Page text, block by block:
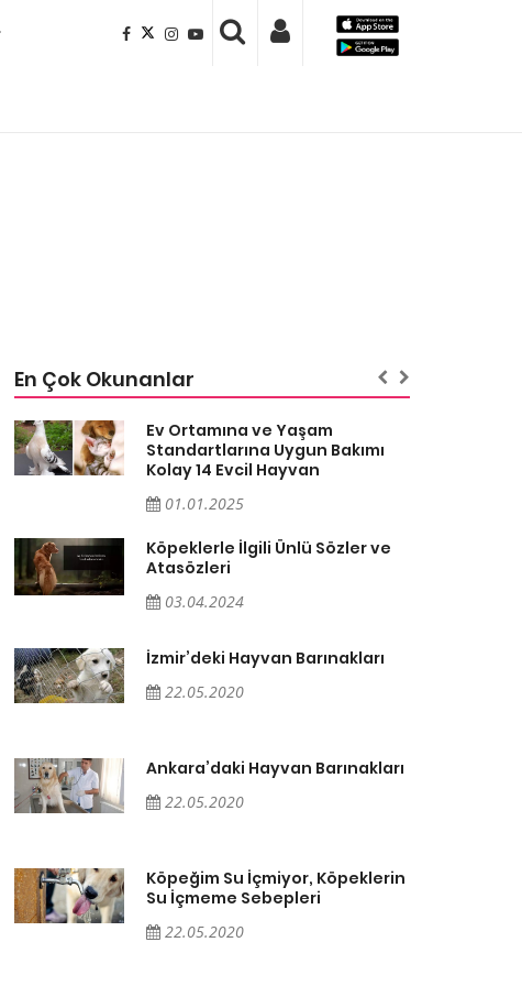
En Çok Okunanlar
Ev Ortamına ve Yaşam
Standartlarına Uygun Bakımı
Kolay 14 Evcil Hayvan
01.01.2025
Köpeklerle İlgili Ünlü Sözler ve
Atasözleri
03.04.2024
İzmir’deki Hayvan Barınakları
22.05.2020
Ankara’daki Hayvan Barınakları
22.05.2020
Köpeğim Su İçmiyor, Köpeklerin
Su İçmeme Sebepleri
22.05.2020